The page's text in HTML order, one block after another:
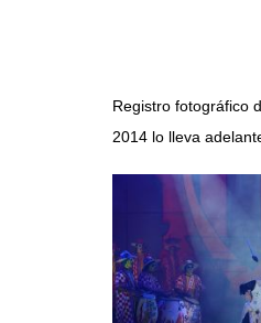
Registro fotográfico
2014 lo lleva